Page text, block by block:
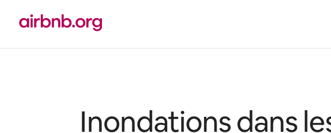
directement
Inondations dans